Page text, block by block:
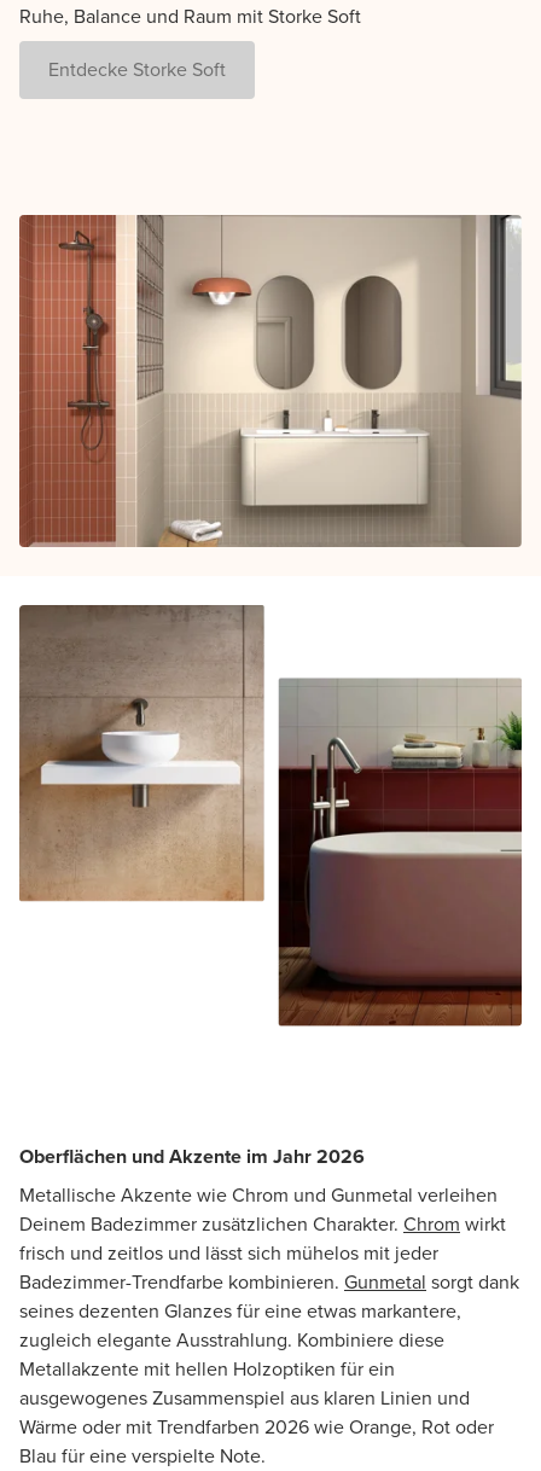
Ruhe, Balance und Raum mit Storke Soft
Entdecke Storke Soft
Oberflächen und Akzente im Jahr 2026
Metallische Akzente wie Chrom und Gunmetal verleihen
Deinem Badezimmer zusätzlichen Charakter. Chrom wirkt
frisch und zeitlos und lässt sich mühelos mit jeder
Badezimmer-Trendfarbe kombinieren. Gunmetal sorgt dank
seines dezenten Glanzes für eine etwas markantere,
zugleich elegante Ausstrahlung. Kombiniere diese
Metallakzente mit hellen Holzoptiken für ein
ausgewogenes Zusammenspiel aus klaren Linien und
Wärme oder mit Trendfarben 2026 wie Orange, Rot oder
Blau für eine verspielte Note.